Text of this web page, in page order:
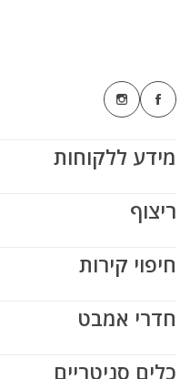
מידע ללקוחות
ריצוף
חיפוי קירות
חדרי אמבט
כלים סניטריים